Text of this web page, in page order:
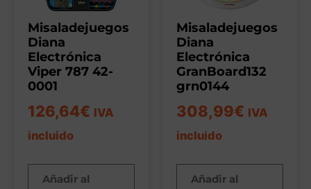
Misaladejuegos
Diana
Electrónica
Viper 787 42-
0001
126,64€ IVA
incluido
Añadir al
Misaladejuegos
Diana
Electrónica
GranBoard132
grn0144
308,99€ IVA
incluido
Añadir al